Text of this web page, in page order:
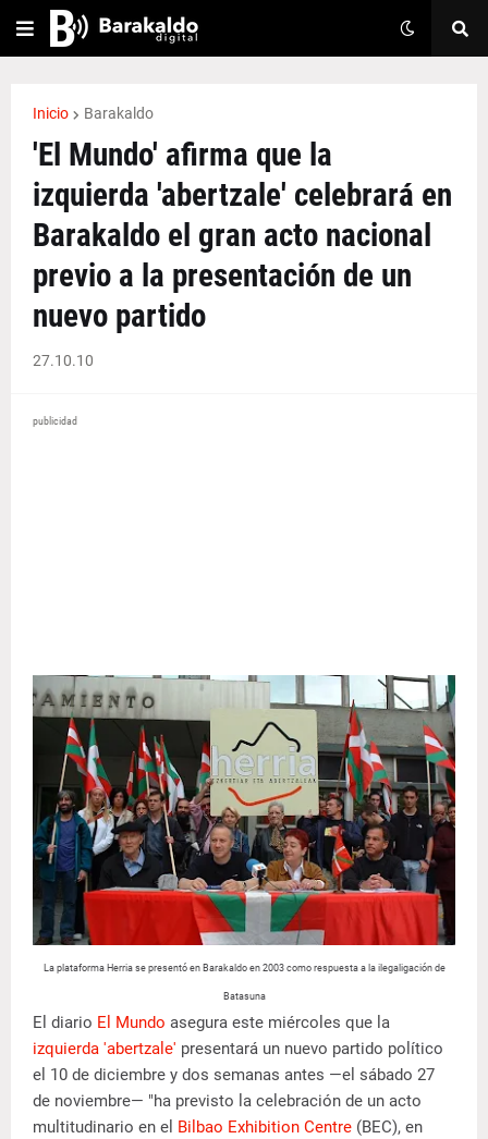
Inicio Barakaldo
'El Mundo' afirma que la
izquierda 'abertzale' celebrará en
Barakaldo el gran acto nacional
previo a la presentación de un
nuevo partido
27.10.10
publicidad
La plataforma Herria se presentó en Barakaldo en 2003 como respuesta a la ilegaligación de
Batasuna
El diario El Mundo asegura este miércoles que la
izquierda 'abertzale' presentará un nuevo partido político
el 10 de diciembre y dos semanas antes —el sábado 27
de noviembre— "ha previsto la celebración de un acto
multitudinario en el Bilbao Exhibition Centre (BEC), en